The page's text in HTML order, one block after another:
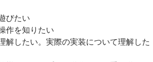
びたい
作を知りたい
解したい。実際の実装について理解した